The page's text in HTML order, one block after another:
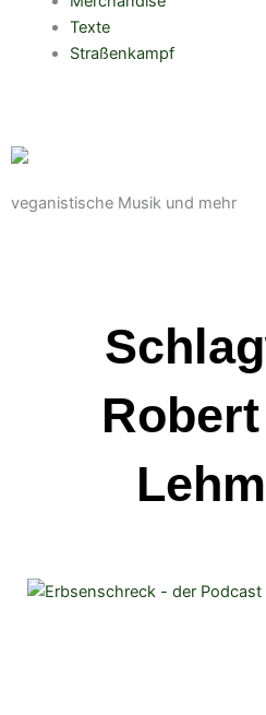
Texte
Straßenkampf
veganistische Musik und mehr